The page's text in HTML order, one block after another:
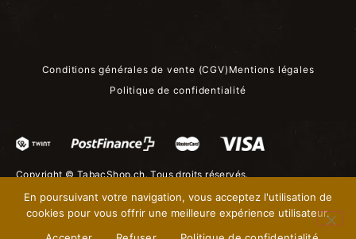
Conditions générales de vente (CGV) Mentions légales
Politique de confidentialité
Copyright ©TabacShop.ch. Tous droits réservés.
En poursuivant votre navigation, vous acceptez l'utilisation de
cookies pour vous offrir une meilleure expérience utilisateur.